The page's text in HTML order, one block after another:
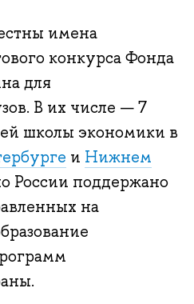
имена
конкурса Фонда
для
В их числе — 7
школы экономики в
и Нижнем
России поддержано
на